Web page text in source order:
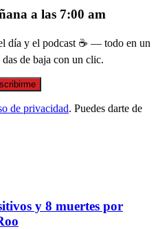
a las 7:00 am
día y el podcast ☕ — todo en un
de baja con un clic.
de privacidad. Puedes darte de
y 8 muertes por